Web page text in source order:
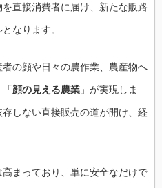
直接消費者に届け、新たな販路
なります。
の顔や日々の農作業、農産物へ
顔の見える農業 」が実現しま
しない直接販売の道が開け、経
まっており、単に安全なだけで